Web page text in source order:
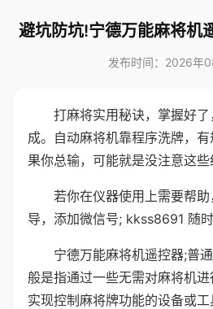
避坑防坑!宁德万能麻将机
发布时间：2026年
打麻将实用秘诀，掌握好
成。自动麻将机靠程序洗牌，
果你总输，可能就是没注意这些
若你在仪器使用上需要帮
导，添加微信号; kkss8691 随时
宁德万能麻将机遥控器;普
般是指通过一些无需对麻将机
实现控制麻将牌功能的设备或工